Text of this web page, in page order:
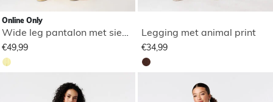
Online Only
Wide leg pantalon met siernaden
€49,99
Legging met animal print
€34,99